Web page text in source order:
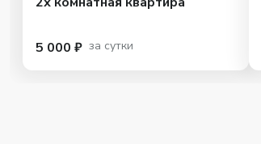
5 000 ₽ за сутки